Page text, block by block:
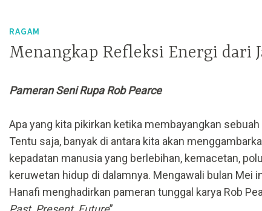
RAGAM
Menangkap Refleksi Energi dari
Pameran Seni Rupa Rob Pearce
Apa yang kita pikirkan ketika membayangkan
Tentu saja, banyak di antara kita akan
kepadatan manusia yang berlebihan, kemacetan,
keruwetan hidup di dalamnya. Mengawali bulan Mei
Hanafi menghadirkan pameran tunggal karya Rob